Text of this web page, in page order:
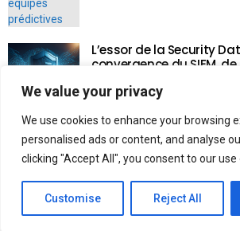
We value your privacy
We use cookies to enhance your browsing
personalised ads or content, and analyse
clicking "Accept All", you consent to our use
Customise Reject All
L’essor de la Security
convergence du SIEM,
READ MORE
Politique de confidentialité
Conditions d’utilisation
CCPA DMCA